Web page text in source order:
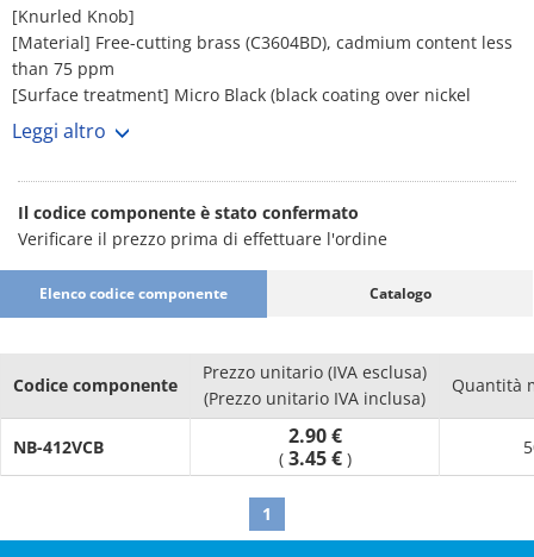
[Knurled Knob]
[Material] Free-cutting brass (C3604BD), cadmium content less
than 75 ppm
[Surface treatment] Micro Black (black coating over nickel
base), Micro Black is only applied to the knob part
[Black nylon washer (KW)]
[Heat distortion temperature] 1.82 MPa...65°C
[UL Standard] UL94-HB (Materials)
Silicone rubber washer (SRW)
[Material] Silicone rubber
[Hardness] 50°(Durometer type A), 49° (IRHD reference value)
NBR washer (RW)
[Hardness] 70° (Durometer type A), 63° (IRHD reference value)
Leggi altro
Il codice componente è stato confermato
Verificare il prezzo prima di effettuare l'ordine
Elenco codice componente Catalogo
Codice componente
Prezzo unitario (IVA esclusa)
(Prezzo unitario IVA inclusa)
Quantità
NB-412VCB 2.90 €
( 3.45 € )
1